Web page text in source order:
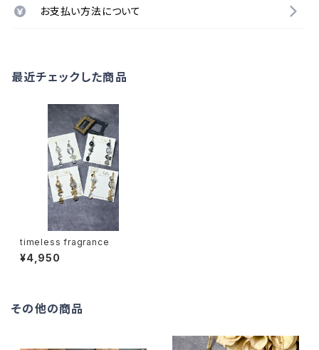
お支払い方法について
最近チェックした商品
timeless fragrance
¥4,950
その他の商品